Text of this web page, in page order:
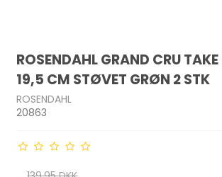
ROSENDAHL GRAND CRU TAKE
19,5 CM STØVET GRØN 2 STK
ROSENDAHL
20863